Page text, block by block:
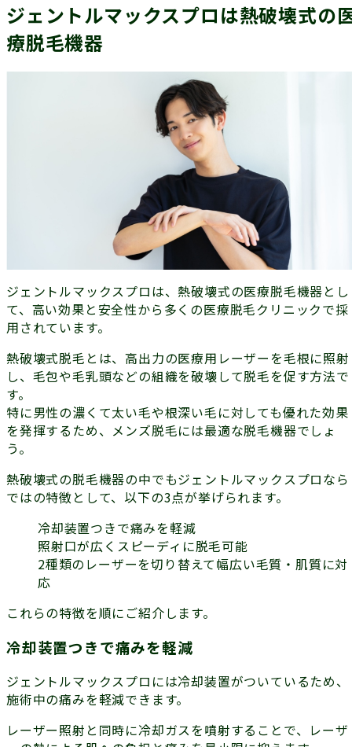
ジェントルマックスプロは熱破壊式の
療脱毛機器
ジェントルマックスプロは、熱破壊式の医療脱毛機器とし
て、高い効果と安全性から多くの医療脱毛クリニックで採
用されています。
熱破壊式脱毛とは、高出力の医療用レーザーを毛根に照射
し、毛包や毛乳頭などの組織を破壊して脱毛を促す方法で
す。
特に男性の濃くて太い毛や根深い毛に対しても優れた効果
を発揮するため、メンズ脱毛には最適な脱毛機器でしょ
う。
熱破壊式の脱毛機器の中でもジェントルマックスプロなら
ではの特徴として、以下の3点が挙げられます。
冷却装置つきで痛みを軽減
照射口が広くスピーディに脱毛可能
2種類のレーザーを切り替えて幅広い毛質・肌質に対
応
これらの特徴を順にご紹介します。
冷却装置つきで痛みを軽減
ジェントルマックスプロには冷却装置がついているため、
施術中の痛みを軽減できます。
レーザー照射と同時に冷却ガスを噴射することで、レーザ